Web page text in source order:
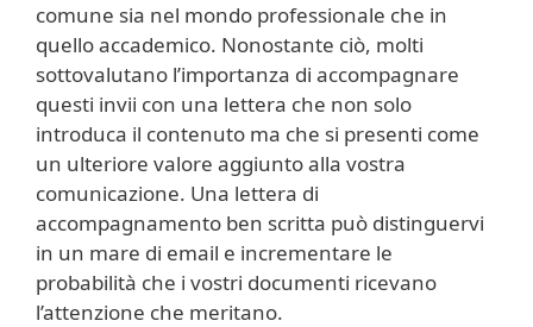
comune sia nel mondo professionale che in
quello accademico. Nonostante ciò, molti
sottovalutano l’importanza di accompagnare
questi invii con una lettera che non solo
introduca il contenuto ma che si presenti come
un ulteriore valore aggiunto alla vostra
comunicazione. Una lettera di
accompagnamento ben scritta può distinguervi
in un mare di email e incrementare le
probabilità che i vostri documenti ricevano
l’attenzione che meritano.